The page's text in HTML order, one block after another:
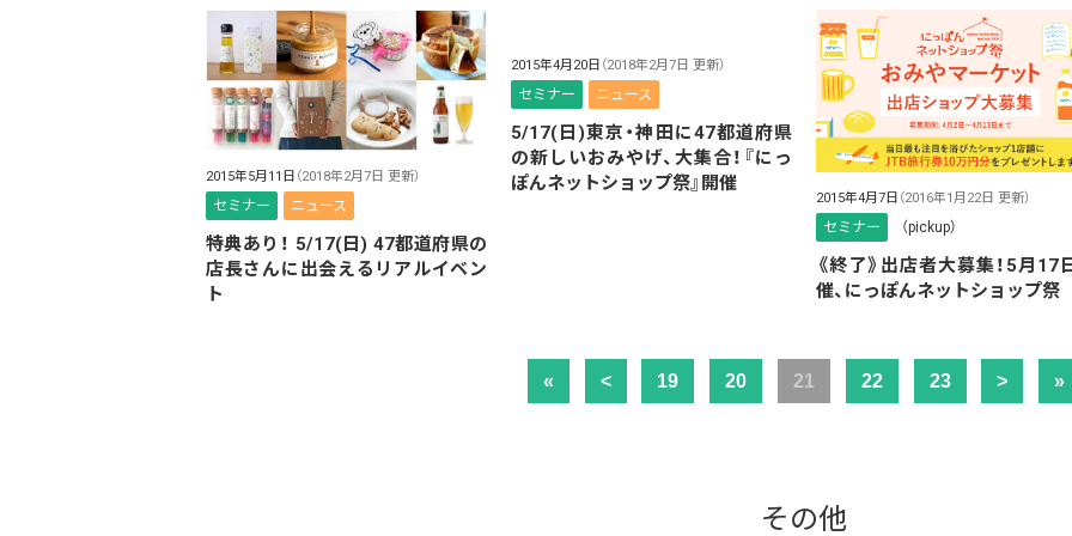
2015年5月11日 （2018年2月7日 更新）
セミナー ニュース
特典あり！ 5/17(日) 47都道府県の
店長さんに出会えるリアルイベン
ト
2015年4月20日 （2018年2月7日 更新）
セミナー ニュース
5/17(日)東京・神田に47都道府県
の新しいおみやげ、大集合！『にっ
ぽんネットショップ祭』開催
2015年4月7日 （2016年1月22日 更新）
セミナー （pickup）
《終了》出店者大募集！5月17
催、にっぽんネットショップ祭
« < 19 20 21 22 23 > »
その他